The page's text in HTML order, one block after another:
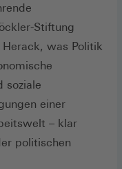
Stiftung
was Politik
soziale
einer
– klar
politischen